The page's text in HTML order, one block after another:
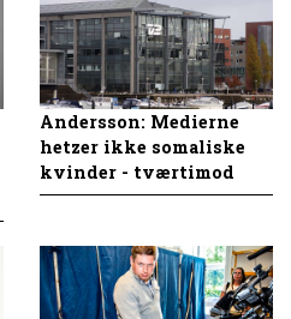
Andersson: Medierne
hetzer ikke somaliske
kvinder - tværtimod